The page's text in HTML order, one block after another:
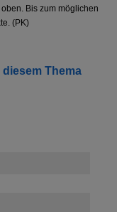
Bis zum möglichen
(PK)
Thema